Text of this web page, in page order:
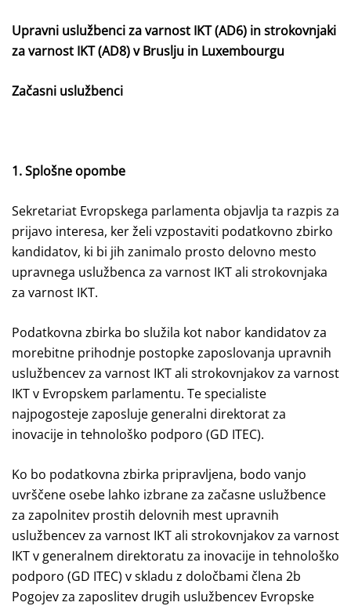
Upravni uslužbenci za varnost IKT (AD6) in strokovnjaki
za varnost IKT (AD8) v Bruslju in Luxembourgu
Začasni uslužbenci
1. Splošne opombe
Sekretariat Evropskega parlamenta objavlja ta razpis za
prijavo interesa, ker želi vzpostaviti podatkovno zbirko
kandidatov, ki bi jih zanimalo prosto delovno mesto
upravnega uslužbenca za varnost IKT ali strokovnjaka
za varnost IKT.
Podatkovna zbirka bo služila kot nabor kandidatov za
morebitne prihodnje postopke zaposlovanja upravnih
uslužbencev za varnost IKT ali strokovnjakov za varnost
IKT v Evropskem parlamentu. Te specialiste
najpogosteje zaposluje generalni direktorat za
inovacije in tehnološko podporo (GD ITEC).
Ko bo podatkovna zbirka pripravljena, bodo vanjo
uvrščene osebe lahko izbrane za začasne uslužbence
za zapolnitev prostih delovnih mest upravnih
uslužbencev za varnost IKT ali strokovnjakov za varnost
IKT v generalnem direktoratu za inovacije in tehnološko
podporo (GD ITEC) v skladu z določbami člena 2b
Pogojev za zaposlitev drugih uslužbencev Evropske